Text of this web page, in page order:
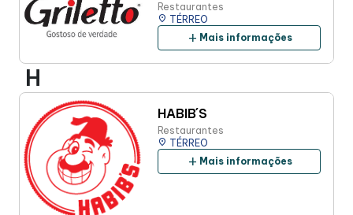
Restaurantes
place TÉRREO
add Mais informações
H
HABIB´S
Restaurantes
place TÉRREO
add Mais informações